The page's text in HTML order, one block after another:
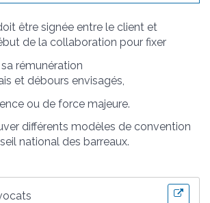
être signée entre le client et
de la collaboration pour fixer
rémunération
et débours envisagés,
ou de force majeure.
différents modèles de convention
national des barreaux.